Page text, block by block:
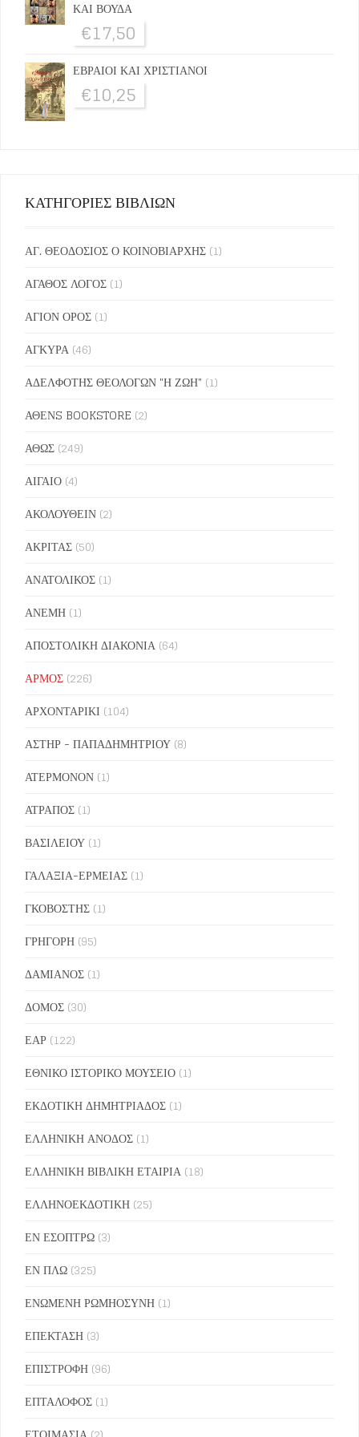
ΚΑΙ ΒΟΥΔΑ
€17,50
ΕΒΡΑΙΟΙ ΚΑΙ ΧΡΙΣΤΙΑΝΟΙ
€10,25
ΚΑΤΗΓΟΡΙΕΣ ΒΙΒΛΙΩΝ
ΑΓ. ΘΕΟΔΟΣΙΟΣ Ο ΚΟΙΝΟΒΙΑΡΧΗΣ (1)
ΑΓΑΘΟΣ ΛΟΓΟΣ (1)
ΑΓΙΟΝ ΟΡΟΣ (1)
ΑΓΚΥΡΑ (46)
ΑΔΕΛΦΟΤΗΣ ΘΕΟΛΟΓΩΝ "Η ΖΩΗ" (1)
ΑΘΕΝS BOOKSTORE (2)
ΑΘΩΣ (249)
ΑΙΓΑΙΟ (4)
ΑΚΟΛΟΥΘΕΙΝ (2)
ΑΚΡΙΤΑΣ (50)
ΑΝΑΤΟΛΙΚΟΣ (1)
ΑΝΕΜΗ (1)
ΑΠΟΣΤΟΛΙΚΗ ΔΙΑΚΟΝΙΑ (64)
ΑΡΜΟΣ (226)
ΑΡΧΟΝΤΑΡΙΚΙ (104)
ΑΣΤΗΡ - ΠΑΠΑΔΗΜΗΤΡΙΟΥ (8)
ΑΤΕΡΜΟΝΟΝ (1)
ΑΤΡΑΠΟΣ (1)
ΒΑΣΙΛΕΙΟΥ (1)
ΓΑΛΑΞΙΑ-ΕΡΜΕΙΑΣ (1)
ΓΚΟΒΟΣΤΗΣ (1)
ΓΡΗΓΟΡΗ (95)
ΔΑΜΙΑΝΟΣ (1)
ΔΟΜΟΣ (30)
ΕΑΡ (122)
ΕΘΝΙΚΟ ΙΣΤΟΡΙΚΟ ΜΟΥΣΕΙΟ (1)
ΕΚΔΟΤΙΚΗ ΔΗΜΗΤΡΙΑΔΟΣ (1)
ΕΛΛΗΝΙΚΗ ΑΝΟΔΟΣ (1)
ΕΛΛΗΝΙΚΗ ΒΙΒΛΙΚΗ ΕΤΑΙΡΙΑ (18)
ΕΛΛΗΝΟΕΚΔΟΤΙΚΗ (25)
ΕΝ ΕΣΟΠΤΡΩ (3)
ΕΝ ΠΛΩ (325)
ΕΝΩΜΕΝΗ ΡΩΜΗΟΣΥΝΗ (1)
ΕΠΕΚΤΑΣΗ (3)
ΕΠΙΣΤΡΟΦΗ (96)
ΕΠΤΑΛΟΦΟΣ (1)